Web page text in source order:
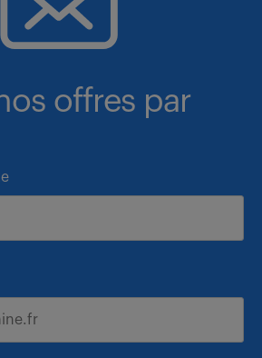
offres par